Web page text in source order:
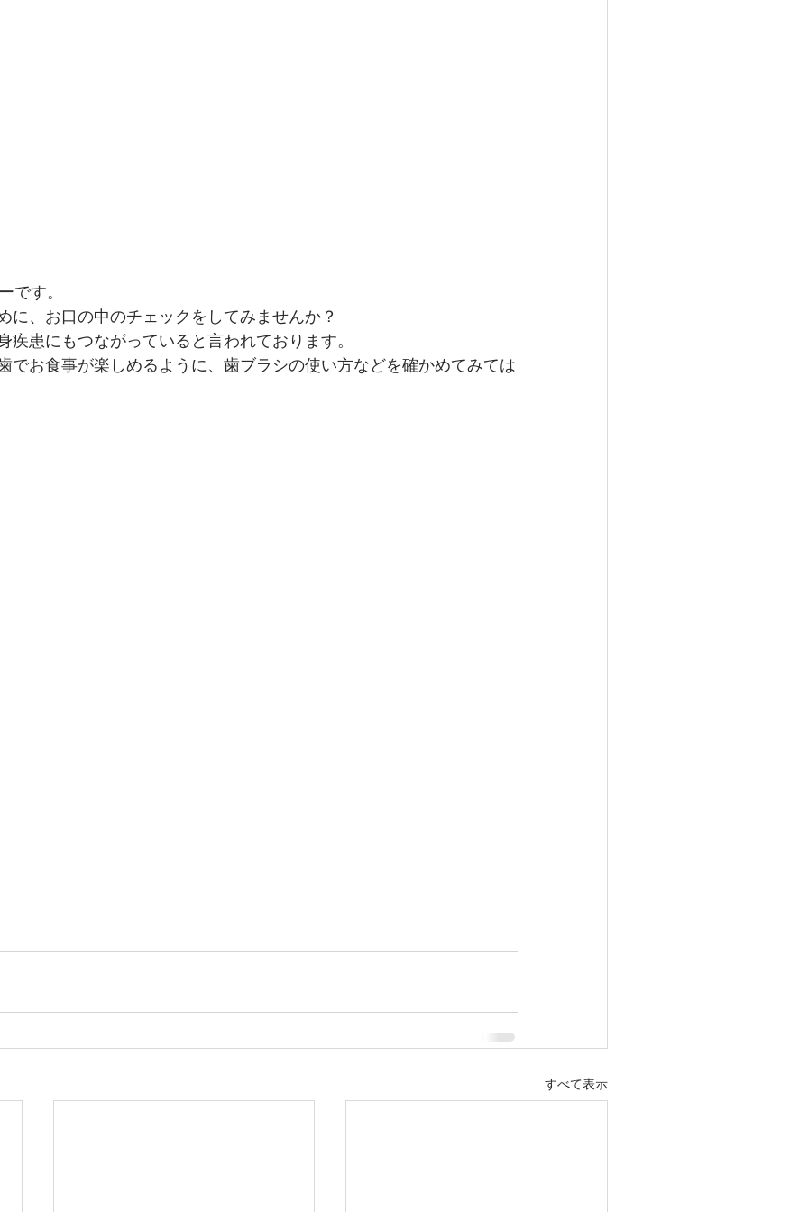
です。
に、お口の中のチェックをしてみませんか？
疾患にもつながっていると言われております。
でお食事が楽しめるように、歯ブラシの使い方などを確かめてみては
すべて表示